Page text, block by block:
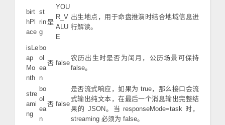
birt
hPl
ace
st
rin
g
是
YOU
R_V
ALU
E
出生地点，用于命盘推演时结合地域信息进
行解读。
isLe
ap
Mo
nth
bo
ol
ea
n
否 false
农历出生时是否为闰月，公历场景可保持
false。
stre
ami
ng
bo
ol
ea
n
否 false
是否流式响应，如果为 true，那么接口会流
式输出纯文本，在最后一个消息输出完整结
果的 JSON。当 responseMode=task 时，
streaming 必须为 false。